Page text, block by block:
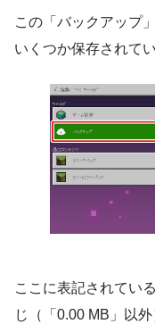
この「バックアップ
いくつか保存されて
ここに表記されてい
じ（「0.00 MB」以